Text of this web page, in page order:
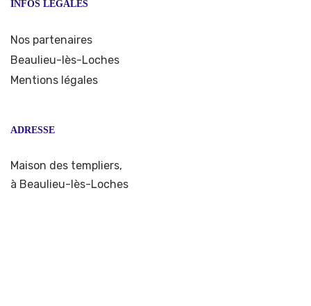
INFOS LÉGALES
Nos partenaires
Beaulieu-lès-Loches
Mentions légales
ADRESSE
Maison des templiers,
à Beaulieu-lès-Loches